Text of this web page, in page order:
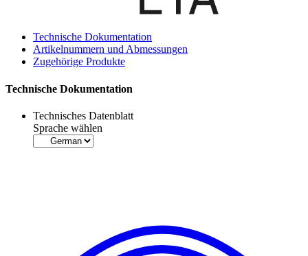
Technische Dokumentation
Artikelnummern und Abmessungen
Zugehörige Produkte
Technische Dokumentation
Technisches Datenblatt
Sprache wählen